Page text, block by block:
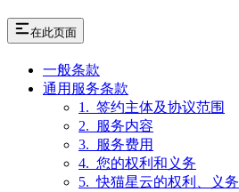
在此页面
一般条款
通用服务条款
1. 签约主体及协议范围
2. 服务内容
3. 服务费用
4. 您的权利和义务
5. 快猫星云的权利、义务